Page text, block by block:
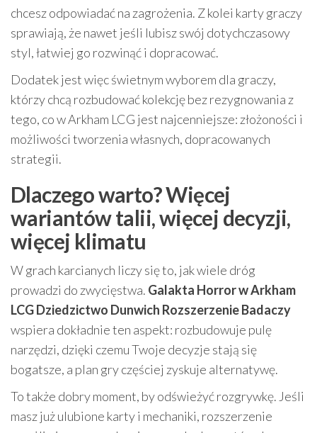
chcesz odpowiadać na zagrożenia. Z kolei karty graczy
sprawiają, że nawet jeśli lubisz swój dotychczasowy
styl, łatwiej go rozwinąć i dopracować.
Dodatek jest więc świetnym wyborem dla graczy,
którzy chcą rozbudować kolekcję bez rezygnowania z
tego, co w Arkham LCG jest najcenniejsze: złożoności i
możliwości tworzenia własnych, dopracowanych
strategii.
Dlaczego warto? Więcej
wariantów talii, więcej decyzji,
więcej klimatu
W grach karcianych liczy się to, jak wiele dróg
prowadzi do zwycięstwa. Galakta Horror w Arkham
LCG Dziedzictwo Dunwich Rozszerzenie Badaczy
wspiera dokładnie ten aspekt: rozbudowuje pulę
narzędzi, dzięki czemu Twoje decyzje stają się
bogatsze, a plan gry częściej zyskuje alternatywę.
To także dobry moment, by odświeżyć rozgrywkę. Jeśli
masz już ulubione karty i mechaniki, rozszerzenie